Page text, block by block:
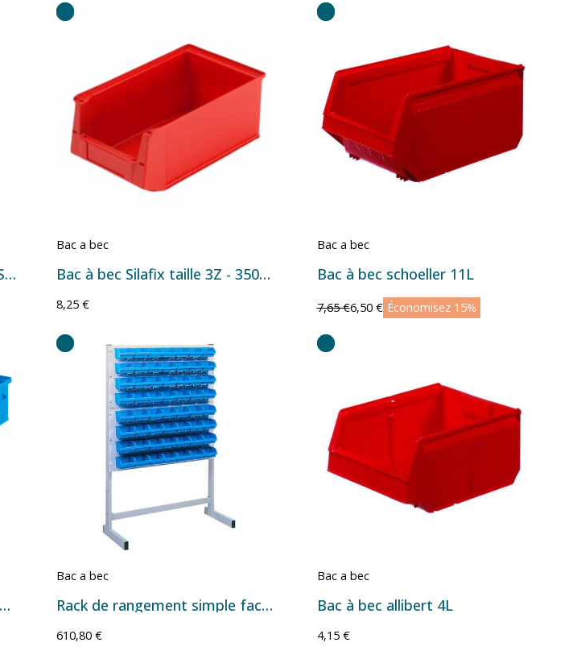
Chariot de rangement à bacs Série ECO sur roulettes – Plusieurs configurations de bacs
Bac a bec
Bac à bec Silafix taille 3Z - 350x210x145 mm - 8 L Rouge
8,25 €
Bac a bec
Bac à bec schoeller 11L
7,65 €6,50 € Économisez 15%
Bac à bec - 600x117x90 mm - 5,1 L
Bac a bec
Rack de rangement simple face Série ECO avec bacs à bec – Plusieurs configurations
610,80 €
Bac a bec
Bac à bec allibert 4L
4,15 €